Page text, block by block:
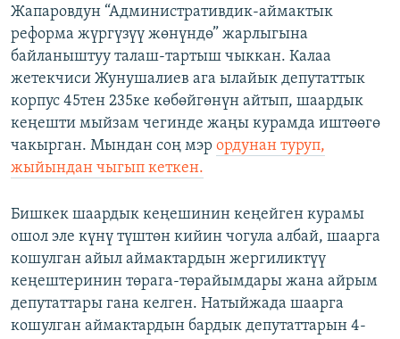
Жапаровдун “Административдик-аймактык
реформа жүргүзүү жөнүндө” жарлыгына
байланыштуу талаш-тартыш чыккан. Калаа
жетекчиси Жунушалиев ага ылайык депутаттык
корпус 45тен 235ке көбөйгөнүн айтып, шаардык
кеңешти мыйзам чегинде жаңы курамда иштөөгө
чакырган. Мындан соң мэр ордунан туруп,
жыйындан чыгып кеткен.
Бишкек шаардык кеңешинин кеңейген курамы
ошол эле күнү түштөн кийин чогула албай, шаарга
кошулган айыл аймактардын жергиликтүү
кеңештеринин төрага-төрайымдары жана айрым
депутаттары гана келген. Натыйжада шаарга
кошулган аймактардын бардык депутаттарын 4-